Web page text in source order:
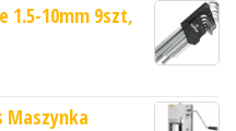
1.5-10mm 9szt,
Maszynka